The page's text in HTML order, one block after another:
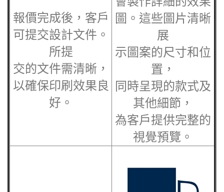
以確保印刷效果良
好。
置，
同時呈現的款式及
其他細節，
為客戶提供完整的
視覺預覽。
6.取貨 / 送貨